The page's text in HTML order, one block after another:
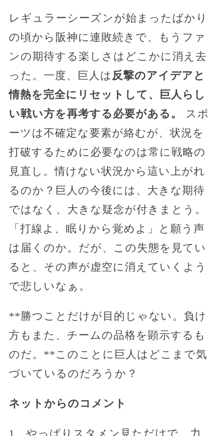
レギュラーシーズンが始まったばかり
の頃から阪神に連敗続きで、もうファ
ンの期待する楽しさはどこかに消え去
った。一度、巨人は 反撃のアイデアと
情熱を完全にリセットして、巨人らし
い戦い方を再考する必要がある。
スポ
ーツは不確定な要素が絡むが、状況を
打破するために必要なのは常に戦略の
見直し。情けない状況から這い上がれ
るのか？巨人の今後には、大きな期待
ではなく、大きな疑念が付きまとう。
「打線よ、眠りから覚めよ」と願う声
は届くのか。だが、この失態を見てい
ると、その声が虚空に消えていくよう
で悲しいなぁ。
**勝つことだけが目的じゃない。負け
方もまた、チームの品格を顕示するも
のだ。**このことに巨人はどこまで気
づいているのだろうか？
ネットからのコメント
1、やっぱりスタメン見ただけで、力